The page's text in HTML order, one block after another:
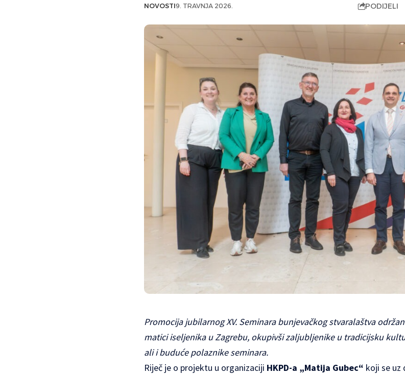
NOVOSTI9. TRAVNJA 2026. PODIJELI
Promocija jubilarnog XV. Seminara bunjevačkog stvaralaštva
matici iseljenika u Zagrebu, okupivši zaljubljenike u tradicijsku
ali i buduće polaznike seminara.
Riječ je o projektu u organizaciji HKPD-a „Matija Gubec“ koji se uz